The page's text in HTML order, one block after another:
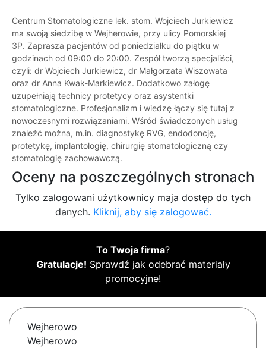
Centrum Stomatologiczne lek. stom. Wojciech Jurkiewicz
ma swoją siedzibę w Wejherowie, przy ulicy Pomorskiej
3P. Zaprasza pacjentów od poniedziałku do piątku w
godzinach od 09:00 do 20:00. Zespół tworzą specjaliści,
czyli: dr Wojciech Jurkiewicz, dr Małgorzata Wiszowata
oraz dr Anna Kwak-Markiewicz. Dodatkowo załogę
uzupełniają technicy protetycy oraz asystentki
stomatologiczne. Profesjonalizm i wiedzę łączy się tutaj z
nowoczesnymi rozwiązaniami. Wśród świadczonych usług
znaleźć można, m.in. diagnostykę RVG, endodoncję,
protetykę, implantologię, chirurgię stomatologiczną czy
stomatologię zachowawczą.
Oceny na poszczególnych stronach
Tylko zalogowani użytkownicy maja dostęp do tych
danych. Kliknij, aby się zalogować.
To Twoja firma?
Gratulacje! Sprawdź jak odebrać materiały
promocyjne!
Wejherowo
Wejherowo